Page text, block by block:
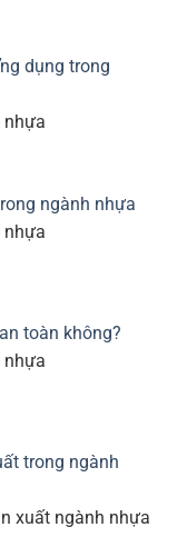
dụng trong
nhựa
ngành nhựa
nhựa
toàn không?
nhựa
trong ngành
xuất ngành nhựa